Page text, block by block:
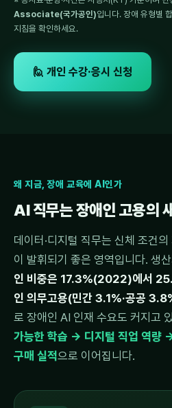
Associate(국가공인)입니다. 장애 유형별
지침을 확인하세요.
🙋 개인 수강·응시 신청
왜 지금, 장애 교육에 AI인가
AI 직무는 장애인 고용의
데이터·디지털 직무는 신체 조건
이 발휘되기 좋은 영역입니다. 생
인 비중은 17.3%(2022)에서
인 의무고용(민간 3.1%·공공
로 장애인 AI 인재 수요도 커지고
가능한 학습 → 디지털 직업 역량
구매 실적으로 이어집니다.